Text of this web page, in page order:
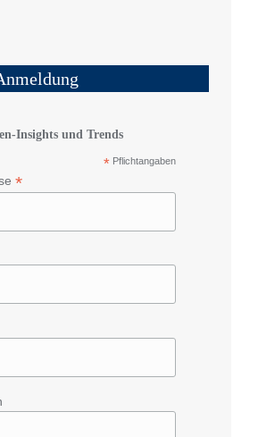
Insights und Trends
* Pflichtangaben
*